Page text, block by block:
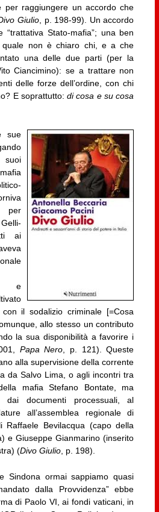
per raggiungere un accordo che
Giulio , p. 198-99). Un accordo
Stato-mafia”; una ben
quale non è chiaro chi, e a che
una delle due parti (per la
Ciancimino): se a trattare non
delle forze dell’ordine, con chi
E soprattutto:di cosa e su cosa
sue
per
ai
e
il sodalizio criminale [=Cosa
allo stesso un contributo
la sua disponibilità a favorire i
Papa Nero , p. 121). Queste
alla supervisione della corrente
da Salvo Lima, o agli incontri tra
mafia Stefano Bontate, ma
dai documenti processuali, al
all’assemblea regionale di
Raffaele Bevilacqua (capo della
e Giuseppe Gianmarino (inserito
(Divo Giulio, p. 198).
Sindona ormai sappiamo quasi
dalla Provvidenza” ebbe
di Paolo VI, ai fondi vaticani, in